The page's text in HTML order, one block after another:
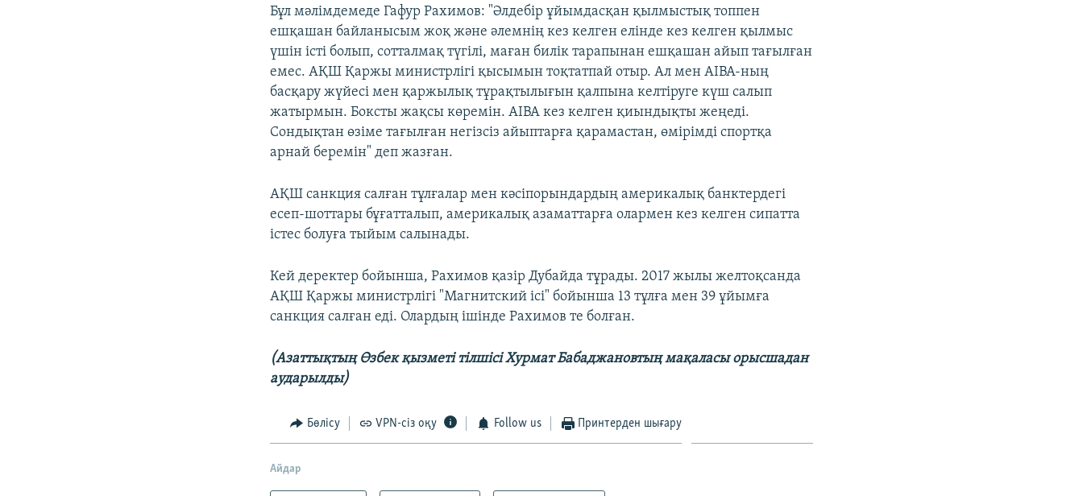
Бұл мәлімдемеде Гафур Рахимов: "Әлдебір ұйымдасқан қылмыстық топпен
ешқашан байланысым жоқ және әлемнің кез келген елінде кез келген қылмыс
үшін істі болып, сотталмақ түгілі, маған билік тарапынан ешқашан айып тағылған
емес. АҚШ Қаржы министрлігі қысымын тоқтатпай отыр. Ал мен АІВА-ның
басқару жүйесі мен қаржылық тұрақтылығын қалпына келтіруге күш салып
жатырмын. Боксты жақсы көремін. АІВА кез келген қиындықты жеңеді.
Сондықтан өзіме тағылған негізсіз айыптарға қарамастан, өмірімді спортқа
арнай беремін" деп жазған.
АҚШ санкция салған тұлғалар мен кәсіпорындардың америкалық банктердегі
есеп-шоттары бұғатталып, америкалық азаматтарға олармен кез келген сипатта
істес болуға тыйым салынады.
Кей деректер бойынша, Рахимов қазір Дубайда тұрады. 2017 жылы желтоқсанда
АҚШ Қаржы министрлігі "Магнитский ісі" бойынша 13 тұлға мен 39 ұйымға
санкция салған еді. Олардың ішінде Рахимов те болған.
(Азаттықтың Өзбек қызметі тілшісі Хурмат Бабаджановтың мақаласы орысшадан
аударылды)
Бөлісу VPN-сіз оқу Follow us Принтерден шығару
Айдар